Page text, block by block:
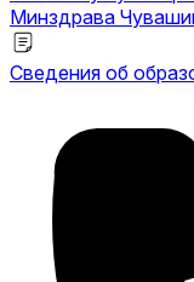
Минздрава
Сведения об